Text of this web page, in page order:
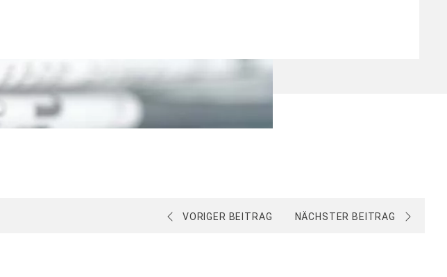
VORIGER BEITRAG NÄCHSTER BEITRAG